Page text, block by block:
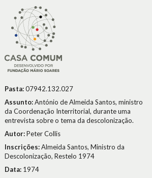
Pasta:07942.132.027
Assunto:António de Almeida Santos, ministro
da Coordenação Interritorial, durante uma
entrevista sobre o tema da descolonização.
Autor:Peter Collis
Inscrições:Almeida Santos, Ministro da
Descolonização, Restelo 1974
Data: 1974